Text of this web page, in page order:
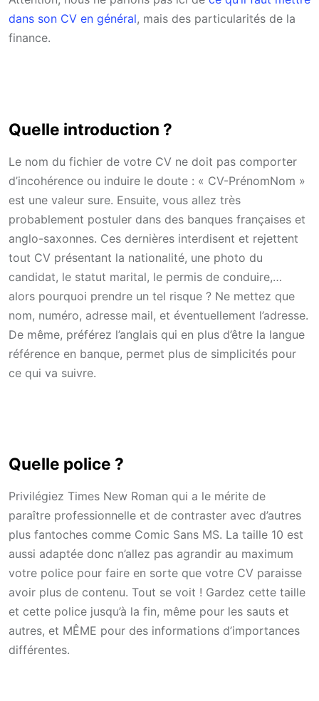
dans son CV en général, mais des particularités de la
finance.
Quelle introduction ?
Le nom du fichier de votre CV ne doit pas comporter
d’incohérence ou induire le doute : « CV-PrénomNom »
est une valeur sure. Ensuite, vous allez très
probablement postuler dans des banques françaises et
anglo-saxonnes. Ces dernières interdisent et rejettent
tout CV présentant la nationalité, une photo du
candidat, le statut marital, le permis de conduire,…
alors pourquoi prendre un tel risque ? Ne mettez que
nom, numéro, adresse mail, et éventuellement l’adresse.
De même, préférez l’anglais qui en plus d’être la langue
référence en banque, permet plus de simplicités pour
ce qui va suivre.
Quelle police ?
Privilégiez Times New Roman qui a le mérite de
paraître professionnelle et de contraster avec d’autres
plus fantoches comme Comic Sans MS. La taille 10 est
aussi adaptée donc n’allez pas agrandir au maximum
votre police pour faire en sorte que votre CV paraisse
avoir plus de contenu. Tout se voit ! Gardez cette taille
et cette police jusqu’à la fin, même pour les sauts et
autres, et MÊME pour des informations d’importances
différentes.